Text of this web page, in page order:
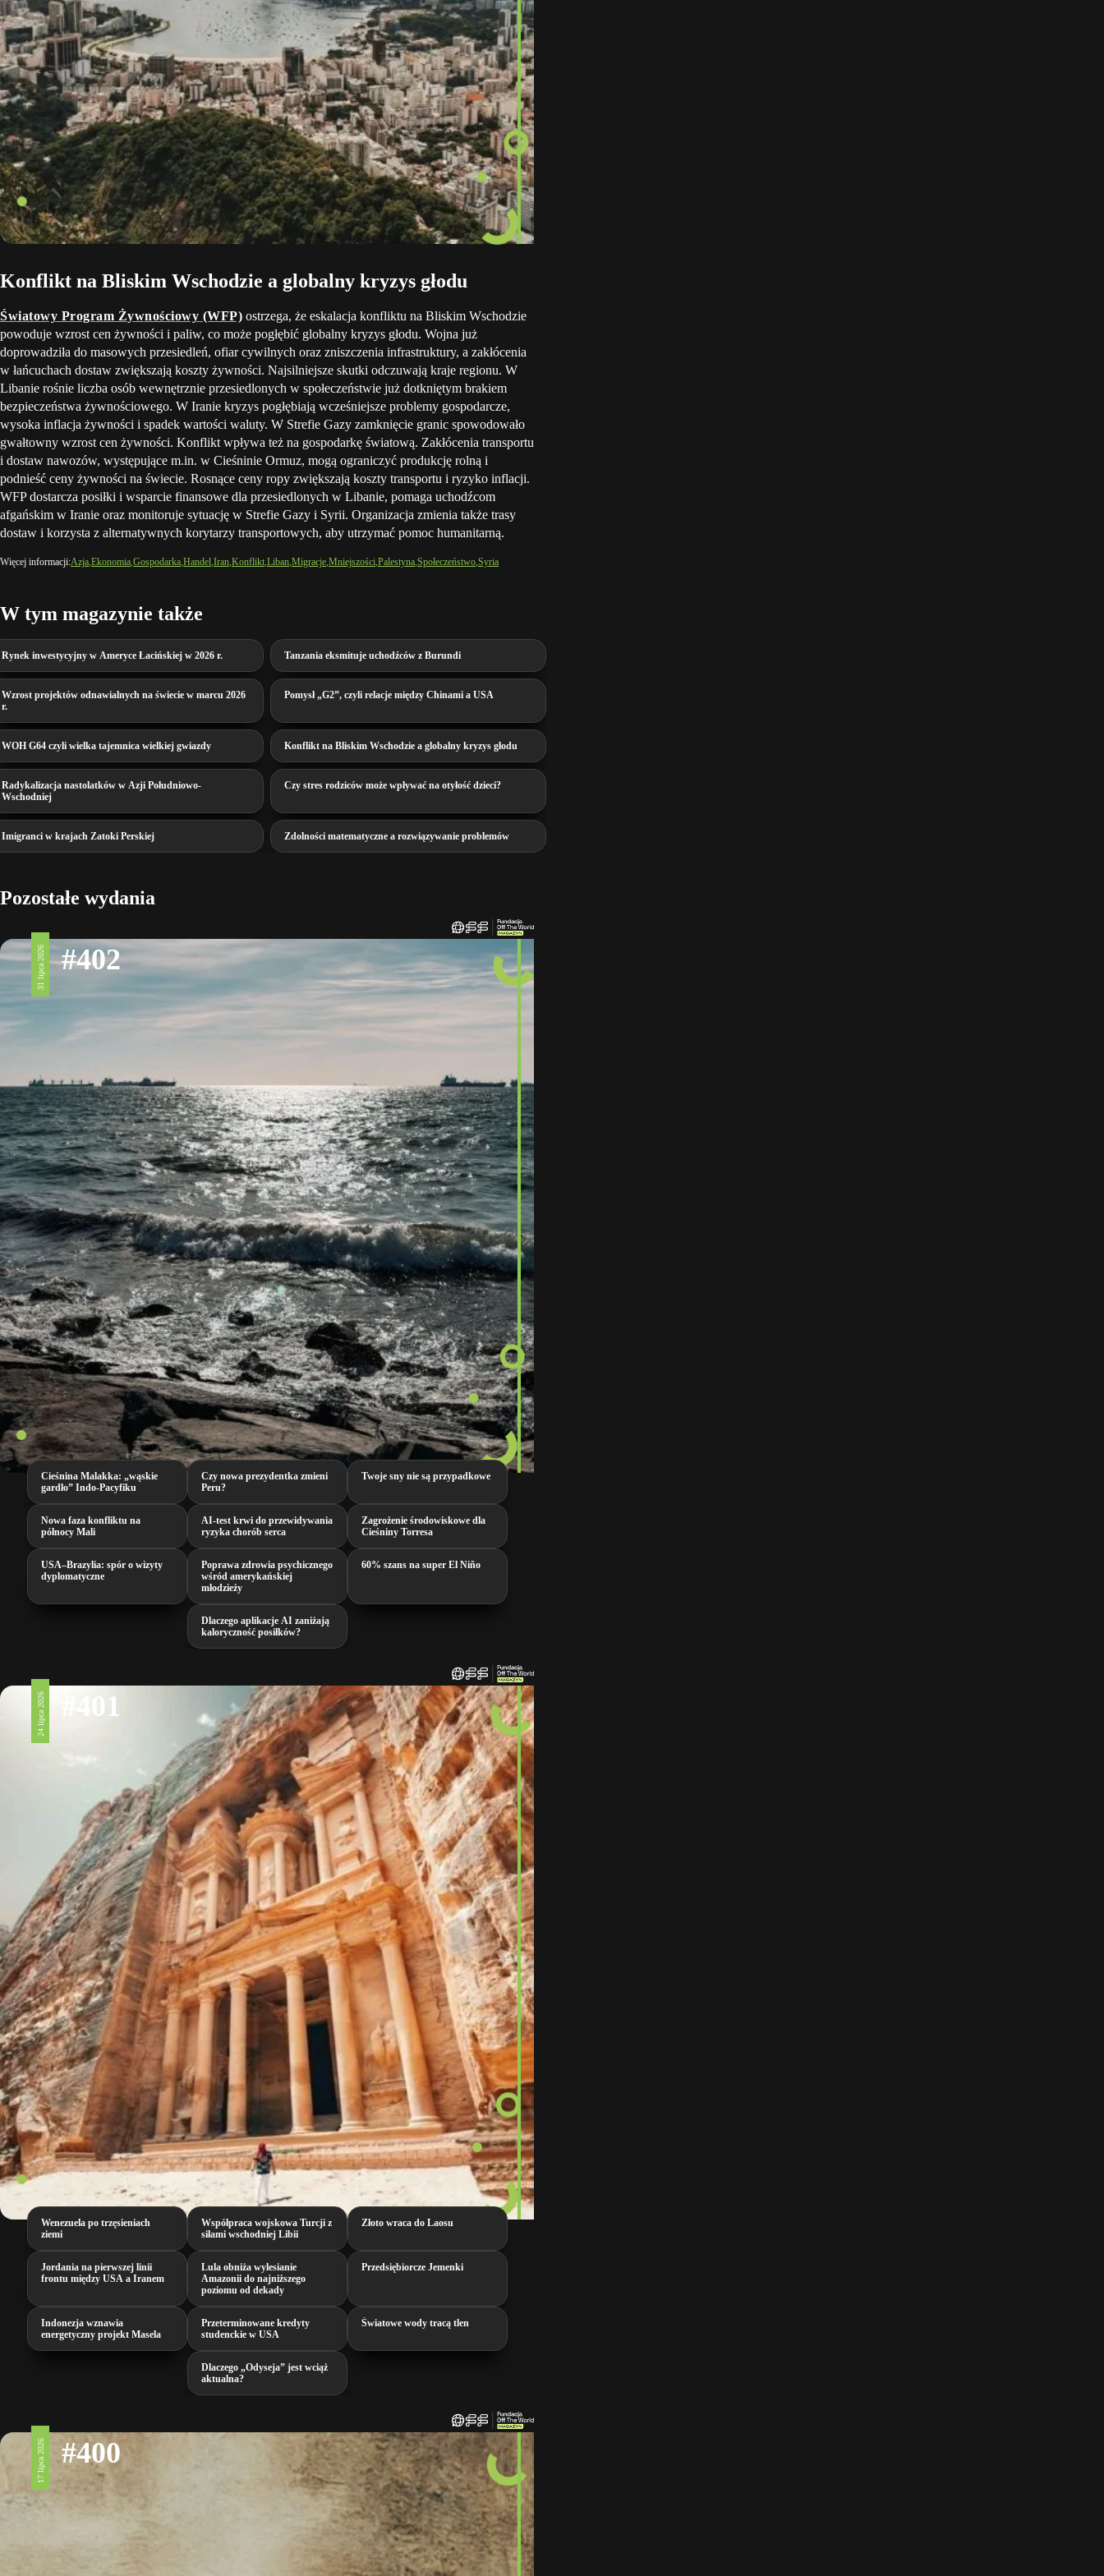
Konflikt na Bliskim Wschodzie a globalny kryzys głodu
Światowy Program Żywnościowy (WFP) ostrzega, że eskalacja konfliktu na Bliskim Wschodzie
powoduje wzrost cen żywności i paliw, co może pogłębić globalny kryzys głodu. Wojna już
doprowadziła do masowych przesiedleń, ofiar cywilnych oraz zniszczenia infrastruktury, a zakłócenia
w łańcuchach dostaw zwiększają koszty żywności. Najsilniejsze skutki odczuwają kraje regionu. W
Libanie rośnie liczba osób wewnętrznie przesiedlonych w społeczeństwie już dotkniętym brakiem
bezpieczeństwa żywnościowego. W Iranie kryzys pogłębiają wcześniejsze problemy gospodarcze,
wysoka inflacja żywności i spadek wartości waluty. W Strefie Gazy zamknięcie granic spowodowało
gwałtowny wzrost cen żywności. Konflikt wpływa też na gospodarkę światową. Zakłócenia transportu
i dostaw nawozów, występujące m.in. w Cieśninie Ormuz, mogą ograniczyć produkcję rolną i
podnieść ceny żywności na świecie. Rosnące ceny ropy zwiększają koszty transportu i ryzyko inflacji.
WFP dostarcza posiłki i wsparcie finansowe dla przesiedlonych w Libanie, pomaga uchodźcom
afgańskim w Iranie oraz monitoruje sytuację w Strefie Gazy i Syrii. Organizacja zmienia także trasy
dostaw i korzysta z alternatywnych korytarzy transportowych, aby utrzymać pomoc humanitarną.
Więcej informacji:Azja Ekonomia Gospodarka Handel Iran Konflikt Liban Migracje Mniejszości Palestyna Społeczeństwo Syria
W tym magazynie także
Rynek inwestycyjny w Ameryce Łacińskiej w 2026 r. Tanzania eksmituje uchodźców z Burundi
Wzrost projektów odnawialnych na świecie w marcu 2026
r.
Pomysł „G2”, czyli relacje między Chinami a USA
WOH G64 czyli wielka tajemnica wielkiej gwiazdy Konflikt na Bliskim Wschodzie a globalny kryzys głodu
Radykalizacja nastolatków w Azji Południowo-
Wschodniej
Czy stres rodziców może wpływać na otyłość dzieci?
Imigranci w krajach Zatoki Perskiej Zdolności matematyczne a rozwiązywanie problemów
Pozostałe wydania
31 lipca 2026 #402
Cieśnina Malakka: „wąskie
gardło” Indo-Pacyfiku
Czy nowa prezydentka zmieni
Peru?
Twoje sny nie są przypadkowe
Nowa faza konfliktu na
północy Mali
AI‑test krwi do przewidywania
ryzyka chorób serca
Zagrożenie środowiskowe dla
Cieśniny Torresa
USA–Brazylia: spór o wizyty
dyplomatyczne
Poprawa zdrowia psychicznego
wśród amerykańskiej
młodzieży
60% szans na super El Niño
Dlaczego aplikacje AI zaniżają
kaloryczność posiłków?
24 lipca 2026 #401
Wenezuela po trzęsieniach
ziemi
Współpraca wojskowa Turcji z
siłami wschodniej Libii
Złoto wraca do Laosu
Jordania na pierwszej linii
frontu między USA a Iranem
Lula obniża wylesianie
Amazonii do najniższego
poziomu od dekady
Przedsiębiorcze Jemenki
Indonezja wznawia
energetyczny projekt Masela
Przeterminowane kredyty
studenckie w USA
Światowe wody tracą tlen
Dlaczego „Odyseja” jest wciąż
aktualna?
17 lipca 2026 #400